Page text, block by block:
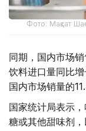
Фото: Мақсат
同期，国内市场
饮料进口量同比
国内市场销量的
国家统计局表示
糖或其他甜味剂